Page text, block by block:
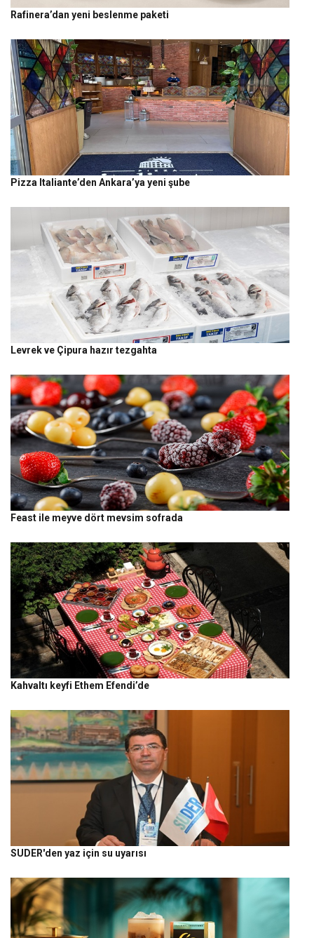
Rafinera’dan yeni beslenme paketi
Pizza Italiante’den Ankara’ya yeni şube
Levrek ve Çipura hazır tezgahta
Feast ile meyve dört mevsim sofrada
Kahvaltı keyfi Ethem Efendi’de
SUDER'den yaz için su uyarısı